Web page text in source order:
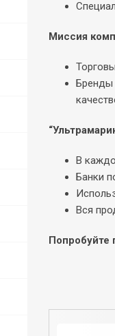
Миссия
Бренды
В
Банки
Вся
Попробуйте